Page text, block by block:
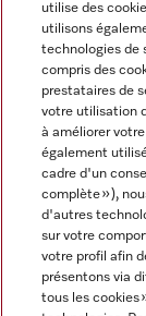
Langue
FRANCAIS
Miele surMiele sur
utilise des
utilisons
technologies de
compris des
prestataires de
votre utilisation
à améliorer
également
cadre d'un
complète »),
d'autres
sur votre
votre profil afin
présentons via
tous les cookies